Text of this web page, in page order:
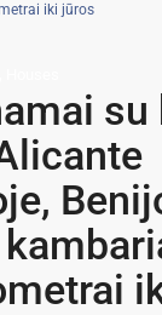
iki jūros
su